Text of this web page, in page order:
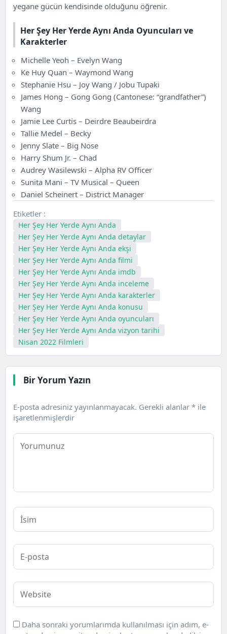
yegane gücün kendisinde olduğunu öğrenir.
Her Şey Her Yerde Aynı Anda Oyuncuları ve
Karakterler
Michelle Yeoh – Evelyn Wang
Ke Huy Quan – Waymond Wang
Stephanie Hsu – Joy Wang / Jobu Tupaki
James Hong – Gong Gong (Cantonese: “grandfather”)
Wang
Jamie Lee Curtis – Deirdre Beaubeirdra
Tallie Medel – Becky
Jenny Slate – Big Nose
Harry Shum Jr. – Chad
Audrey Wasilewski – Alpha RV Officer
Sunita Mani – TV Musical – Queen
Daniel Scheinert – District Manager
Etiketler :
Her Şey Her Yerde Aynı Anda
Her Şey Her Yerde Aynı Anda detaylar
Her Şey Her Yerde Aynı Anda ekşi
Her Şey Her Yerde Aynı Anda filmi
Her Şey Her Yerde Aynı Anda imdb
Her Şey Her Yerde Aynı Anda inceleme
Her Şey Her Yerde Aynı Anda karakterler
Her Şey Her Yerde Aynı Anda konusu
Her Şey Her Yerde Aynı Anda oyuncuları
Her Şey Her Yerde Aynı Anda vizyon tarihi
Nisan 2022 Filmleri
Bir Yorum Yazın
E-posta adresiniz yayınlanmayacak. Gerekli alanlar * ile
işaretlenmişlerdir
Daha sonraki yorumlarımda kullanılması için adım, e-